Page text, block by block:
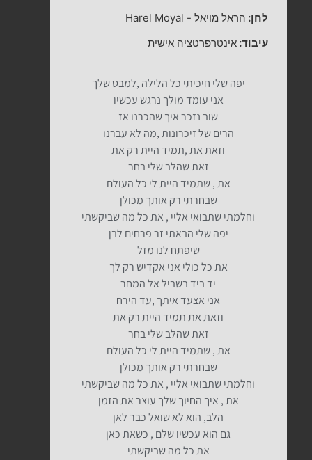
לחן: הראל מויאל -
Harel Moyal
עיבוד:אינטרפרטציה אישית
יפה שלי חיכיתי כל הלילה ,למבט שלך
אני עומד מולך נרגש עכשיו
שוב נזכר איך שהכרנו אז
הרים של זיכרונות ,מה לא עברנו
וזאת את ,תמיד היית רק את
זאת שהלב שלי בחר
את , שתמיד היית לי כל העולם
שבחרתי רק אותך מכולן
וחלמתי שתבואי אליי , את כל מה שביקשתי
יפה שלי הבאתי זר פרחים לבן
שיפתח לנו מזל
את כל כולי אני אקדיש רק לך
יד ביד בשביל אל המחר
אני אצעד איתך ,עד הירח
וזאת את תמיד היית רק את
זאת שהלב שלי בחר
את , שתמיד היית לי כל העולם
שבחרתי רק אותך מכולן
וחלמתי שתבואי אליי , את כל מה שביקשתי
את , איך החיוך שלך עוצר את הזמן
הלב, הוא לא שואל כבר לאן
גם הוא עכשיו שלם , כשאת כאן
את כל מה שביקשתי